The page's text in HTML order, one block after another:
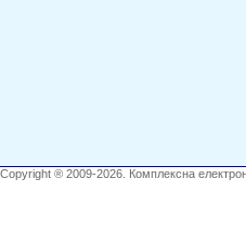
Copyright ® 2009-2026. Комплексна